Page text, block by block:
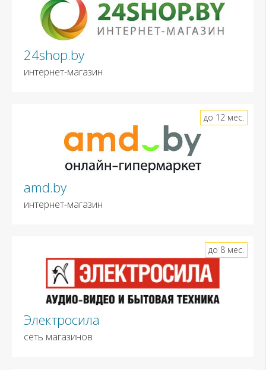
24shop.by
интернет-магазин
amd.by
интернет-магазин
до 12 мес.
Электросила
сеть магазинов
до 8 мес.